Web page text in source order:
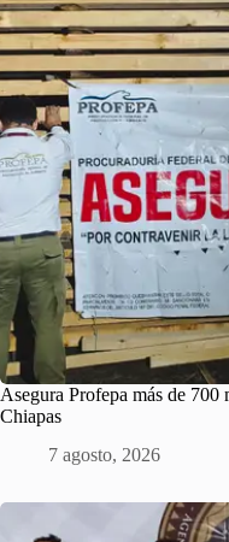
Asegura Profepa más de 700
Chiapas
7 agosto, 2026